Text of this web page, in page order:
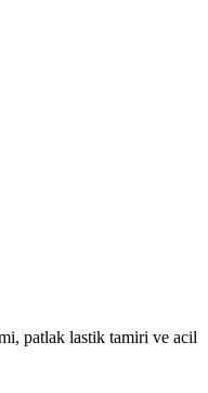
patlak lastik tamiri ve acil